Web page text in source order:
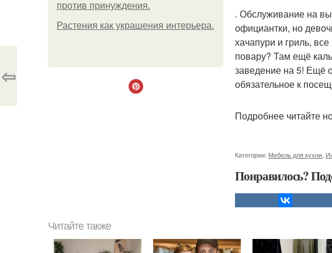
против принуждения.
Растения как украшения интерьера.
. Обслуживание на
официантки, но
хачапури и гриль,
повару? Там ещё
заведение на 5! Ещё
обязательное к
Подробнее читайте
Категории: Мебель для кухни
Понравилось?
⇦
Читайте также